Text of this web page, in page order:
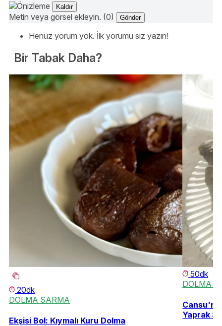
Kaldır
Metin veya görsel ekleyin. (0) Gönder
Henüz yorum yok. İlk yorumu siz yazın!
Bir Tabak Daha?
20dk
DOLMA SARMA
Ekşisi Bol: Kıymalı Kuru Dolma
50dk
DOLMA
Yaprak